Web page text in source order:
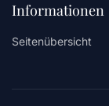
Informationen
Seitenübersicht